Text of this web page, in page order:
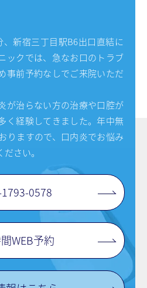
新宿三丁目駅B6出口直結に
ックでは、急なお口のトラブ
事前予約なしでご来院いただ
が治らない方の治療や口腔が
く経験してきました。年中無
りますので、口内炎でお悩み
さい。
0578
WEB予約